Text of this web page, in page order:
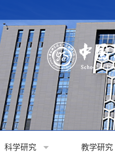
科学研究 教学研究